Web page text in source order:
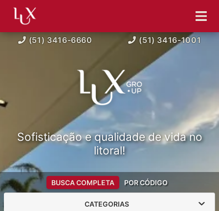
(51) 3416-6660 (51) 3416-1001
Sofisticação e qualidade de vida no
litoral!
BUSCA COMPLETA POR CÓDIGO
CATEGORIAS